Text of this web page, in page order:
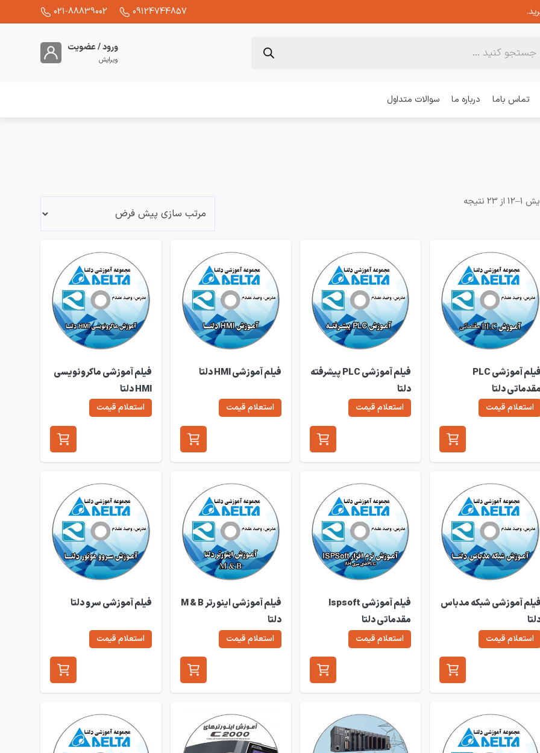
09124744857
021-88839002
ورود / عضویت
ویرایش
تماس باما درباره ما سوالات متداول
23 نتیجه
فیلم آموزشی PLC
دلتا
استعلام قیمت
فیلم آموزشی PLC پیشرفته
دلتا
استعلام قیمت
فیلم آموزشی HMI دلتا
استعلام قیمت
فیلم آموزشی ماکرونویسی
HMI دلتا
استعلام قیمت
آموزشی شبکه مدباس
استعلام قیمت
فیلم آموزشی Ispsoft
مقدماتی دلتا
استعلام قیمت
فیلم آموزشی اینورتر M & B
دلتا
استعلام قیمت
فیلم آموزشی سرو دلتا
استعلام قیمت